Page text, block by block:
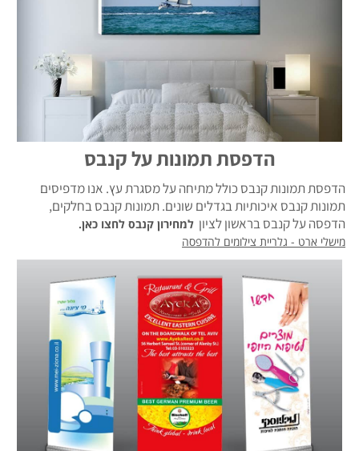
הדפסת תמונות על קנבס
הדפסת תמונות קנבס כולל מתיחה על מסגרת עץ. אנו מדפיסים
תמונות קנבס איכותיות בגדלים שונים. תמונות קנבס בחלקים,
הדפסה על קנבס בראשון לציון למחירון קנבס לחצו כאן.
מישלי ארט - גלריית צילומים להדפסה